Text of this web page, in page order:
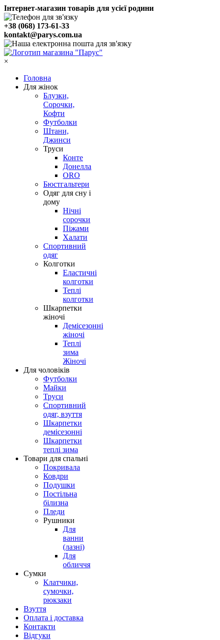
Інтернет-магазин товарів для усієї родини
+38 (068) 173-61-33
kontakt@parys.com.ua
×
Головна
Для жінок
Блузки,
Сорочки,
Кофти
Футболки
Штани,
Джинси
Труси
Конте
Донелла
ORO
Бюстгальтери
Одяг для сну і
дому
Нічні
сорочки
Піжами
Халати
Спортивний
одяг
Колготки
Еластичні
колготки
Теплі
колготки
Шкарпетки
жіночі
Демісезонні
жіночі
Теплі
зима
Жіночі
Для чоловіків
Футболки
Майки
Труси
Спортивний
одяг, взуття
Шкарпетки
демісезонні
Шкарпетки
теплі зима
Товари для спальні
Покривала
Ковдри
Подушки
Постільна
білизна
Пледи
Рушники
Для
ванни
(лазні)
Для
обличчя
Сумки
Клатчики,
сумочки,
рюкзаки
Взуття
Оплата і доставка
Контакти
Відгуки